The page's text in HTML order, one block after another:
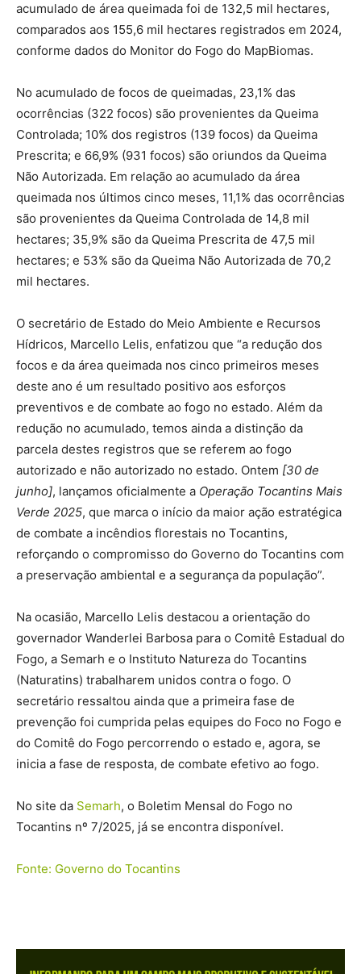
acumulado de área queimada foi de 132,5 mil hectares,
comparados aos 155,6 mil hectares registrados em 2024,
conforme dados do Monitor do Fogo do MapBiomas.
No acumulado de focos de queimadas, 23,1% das
ocorrências (322 focos) são provenientes da Queima
Controlada; 10% dos registros (139 focos) da Queima
Prescrita; e 66,9% (931 focos) são oriundos da Queima
Não Autorizada. Em relação ao acumulado da área
queimada nos últimos cinco meses, 11,1% das ocorrências
são provenientes da Queima Controlada de 14,8 mil
hectares; 35,9% são da Queima Prescrita de 47,5 mil
hectares; e 53% são da Queima Não Autorizada de 70,2
mil hectares.
O secretário de Estado do Meio Ambiente e Recursos
Hídricos, Marcello Lelis, enfatizou que “a redução dos
focos e da área queimada nos cinco primeiros meses
deste ano é um resultado positivo aos esforços
preventivos e de combate ao fogo no estado. Além da
redução no acumulado, temos ainda a distinção da
parcela destes registros que se referem ao fogo
autorizado e não autorizado no estado. Ontem [30 de
junho], lançamos oficialmente a Operação Tocantins Mais
Verde 2025, que marca o início da maior ação estratégica
de combate a incêndios florestais no Tocantins,
reforçando o compromisso do Governo do Tocantins com
a preservação ambiental e a segurança da população”.
Na ocasião, Marcello Lelis destacou a orientação do
governador Wanderlei Barbosa para o Comitê Estadual do
Fogo, a Semarh e o Instituto Natureza do Tocantins
(Naturatins) trabalharem unidos contra o fogo. O
secretário ressaltou ainda que a primeira fase de
prevenção foi cumprida pelas equipes do Foco no Fogo e
do Comitê do Fogo percorrendo o estado e, agora, se
inicia a fase de resposta, de combate efetivo ao fogo.
No site da Semarh, o Boletim Mensal do Fogo no
Tocantins nº 7/2025, já se encontra disponível.
Fonte: Governo do Tocantins